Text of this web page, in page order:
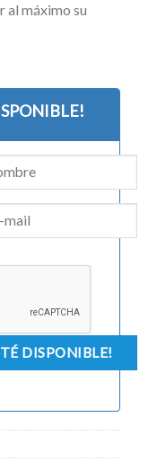
al máximo su